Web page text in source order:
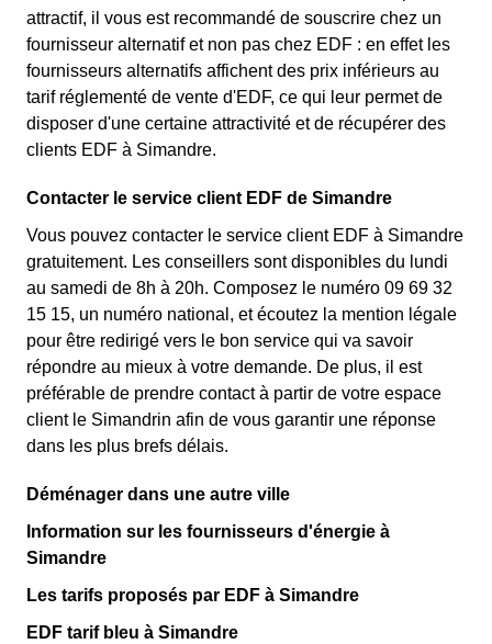
attractif, il vous est recommandé de souscrire chez un
fournisseur alternatif et non pas chez EDF : en effet les
fournisseurs alternatifs affichent des prix inférieurs au
tarif réglementé de vente d'EDF, ce qui leur permet de
disposer d'une certaine attractivité et de récupérer des
clients EDF à Simandre.
Contacter le service client EDF de Simandre
Vous pouvez contacter le service client EDF à Simandre
gratuitement. Les conseillers sont disponibles du lundi
au samedi de 8h à 20h. Composez le numéro 09 69 32
15 15, un numéro national, et écoutez la mention légale
pour être redirigé vers le bon service qui va savoir
répondre au mieux à votre demande. De plus, il est
préférable de prendre contact à partir de votre espace
client le Simandrin afin de vous garantir une réponse
dans les plus brefs délais.
Déménager dans une autre ville
Information sur les fournisseurs d'énergie à
Simandre
Les tarifs proposés par EDF à Simandre
EDF tarif bleu à Simandre